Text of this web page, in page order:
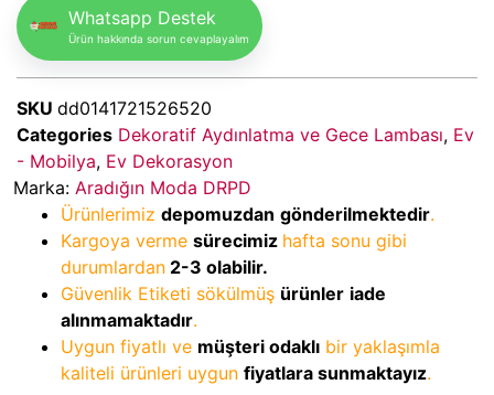
Whatsapp Destek
Ürün hakkında sorun cevaplayalım
SKU dd0141721526520
Categories Dekoratif Aydınlatma ve Gece Lambası, Ev
- Mobilya, Ev Dekorasyon
Marka: Aradığın Moda DRPD
Ürünlerimiz depomuzdan gönderilmektedir.
Kargoya verme sürecimiz hafta sonu gibi
durumlardan 2-3 olabilir.
Güvenlik Etiketi sökülmüş ürünler iade
alınmamaktadır.
Uygun fiyatlı ve müşteri odaklı bir yaklaşımla
kaliteli ürünleri uygun fiyatlara sunmaktayız.